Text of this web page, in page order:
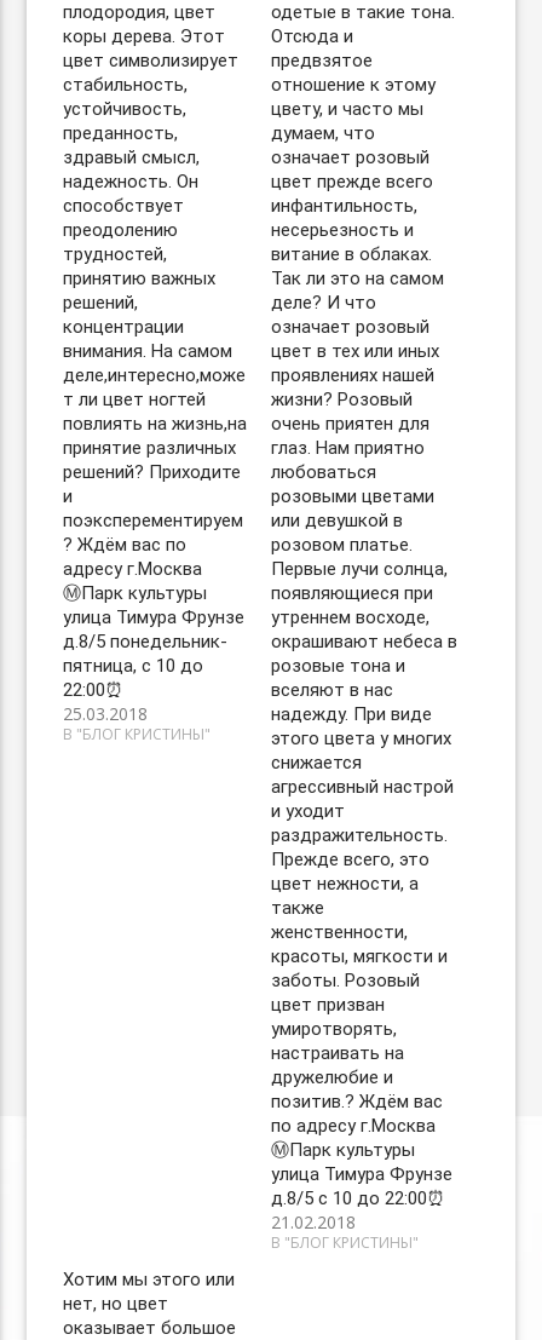
плодородия, цвет
коры дерева. Этот
цвет символизирует
стабильность,
устойчивость,
преданность,
здравый смысл,
надежность. Он
способствует
преодолению
трудностей,
принятию важных
решений,
концентрации
внимания. На самом
деле,интересно,може
т ли цвет ногтей
повлиять на жизнь,на
принятие различных
решений? Приходите
и
поэксперементируем
? Ждём вас по
адресу г.Москва
Ⓜ️Парк культуры
улица Тимура Фрунзе
д.8/5 понедельник-
пятница, с 10 до
22:00⏰
25.03.2018
В "БЛОГ КРИСТИНЫ"
одетые в такие тона.
Отсюда и
предвзятое
отношение к этому
цвету, и часто мы
думаем, что
означает розовый
цвет прежде всего
инфантильность,
несерьезность и
витание в облаках.
Так ли это на самом
деле? И что
означает розовый
цвет в тех или иных
проявлениях нашей
жизни? Розовый
очень приятен для
глаз. Нам приятно
любоваться
розовыми цветами
или девушкой в
розовом платье.
Первые лучи солнца,
появляющиеся при
утреннем восходе,
окрашивают небеса в
розовые тона и
вселяют в нас
надежду. При виде
этого цвета у многих
снижается
агрессивный настрой
и уходит
раздражительность.
Прежде всего, это
цвет нежности, а
также
женственности,
красоты, мягкости и
заботы. Розовый
цвет призван
умиротворять,
настраивать на
дружелюбие и
позитив.? Ждём вас
по адресу г.Москва
Ⓜ️Парк культуры
улица Тимура Фрунзе
д.8/5 с 10 до 22:00⏰
21.02.2018
В "БЛОГ КРИСТИНЫ"
Хотим мы этого или
нет, но цвет
оказывает большое